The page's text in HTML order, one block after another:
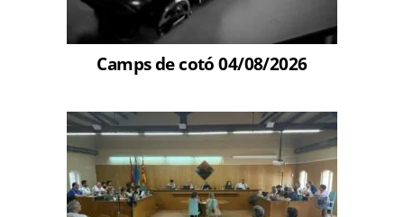
Camps de cotó 04/08/2026